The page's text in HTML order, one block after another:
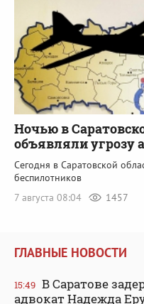
Ночью в
объявляли угрозу
Сегодня в Саратовской
беспилотников
7 августа 08:04
1457
ГЛАВНЫЕ НОВОСТИ
15:49 В Саратове
адвокат Надежда